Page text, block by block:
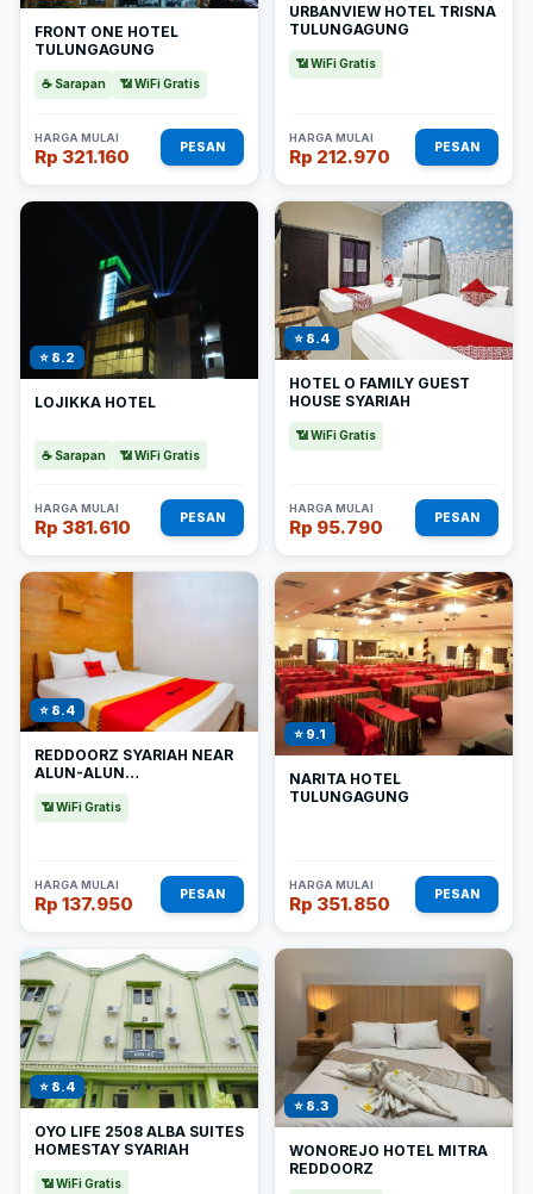
FRONT ONE HOTEL
TULUNGAGUNG
☕ Sarapan 📶 WiFi Gratis
HARGA MULAI
Rp 321.160 PESAN
URBANVIEW HOTEL TRISNA
TULUNGAGUNG
📶 WiFi Gratis
HARGA MULAI
Rp 212.970 PESAN
⭐ 8.2
LOJIKKA HOTEL
☕ Sarapan 📶 WiFi Gratis
HARGA MULAI
Rp 381.610 PESAN
⭐ 8.4
HOTEL O FAMILY GUEST
HOUSE SYARIAH
📶 WiFi Gratis
HARGA MULAI
Rp 95.790 PESAN
⭐ 8.4
REDDOORZ SYARIAH NEAR
ALUN-ALUN
📶 WiFi Gratis
HARGA MULAI
Rp 137.950 PESAN
⭐ 9.1
NARITA HOTEL
TULUNGAGUNG
HARGA MULAI
Rp 351.850 PESAN
⭐ 8.4
OYO LIFE 2508 ALBA SUITES
HOMESTAY SYARIAH
📶 WiFi Gratis
⭐ 8.3
WONOREJO HOTEL MITRA
REDDOORZ